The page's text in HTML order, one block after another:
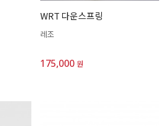
WRT 다운스프링
레조
175,000 원